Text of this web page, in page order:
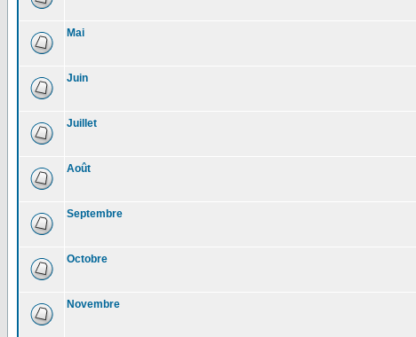
Mai
Juin
Juillet
Août
Septembre
Octobre
Novembre